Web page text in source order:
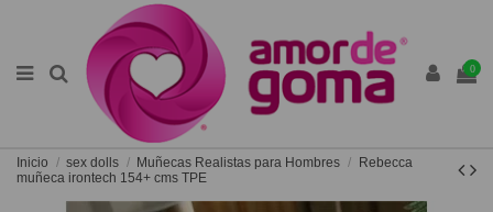
0
Inicio sex dolls Muñecas Realistas para Hombres
Rebecca
muñeca irontech 154+ cms TPE